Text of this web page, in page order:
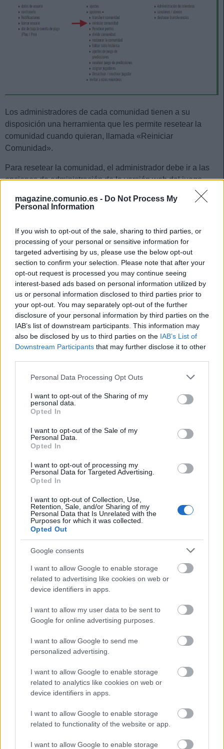
magazine.comunio.es - Do Not Process My
Personal Information
If you wish to opt-out of the sale, sharing to third parties, or
processing of your personal or sensitive information for
targeted advertising by us, please use the below opt-out
section to confirm your selection. Please note that after your
opt-out request is processed you may continue seeing
interest-based ads based on personal information utilized by
us or personal information disclosed to third parties prior to
your opt-out. You may separately opt-out of the further
disclosure of your personal information by third parties on the
IAB’s list of downstream participants. This information may
also be disclosed by us to third parties on the IAB’s List of
Downstream Participants that may further disclose it to other
Please note that this website/app uses one or more Google
not limited to your visit or usage behaviour. You may click to
grant or deny consent to Google and its third-party tags to
use your data for below specified purposes in below Google
consent section.
Personal Data Processing Opt Outs
I want to opt-out of the Sharing of my
personal data.
Opted In
I want to opt-out of the Sale of my
Personal Data.
Opted In
I want to opt-out of processing my
Personal Data for Targeted Advertising.
Opted In
I want to opt-out of Collection, Use,
Retention, Sale, and/or Sharing of my
Personal Data that Is Unrelated with the
Purposes for which it was collected.
Opted Out
Google consents
I want to allow Google to enable storage
related to advertising like cookies on web or
device identifiers in apps.
I want to allow my user data to be sent to
Google for online advertising purposes.
I want to allow Google to send me
personalized advertising.
I want to allow Google to enable storage
related to analytics like cookies on web or
device identifiers in apps.
I want to allow Google to enable storage
related to functionality of the website or app.
I want to allow Google to enable storage
Los administradores de cada comunidad tienen a su
disposición una herramienta que les permite resetear la
comunidad cuando quieran, llamada «Reiniciar
Comunidad».
Para resetear la comunidad, el administrador debe ir a las
opciones de administración de la versión web del juego
«. Una
vez dentro de la opción, tan sólo deberá elegir el modo de
millones) y habilitar o deshabilitar la opción disponible en
caso de que quiera mantener o no los puntos actuales en la
comunidad.
Las comunidades Pro Player tienen como modo adicional
de reinicio la opción «45 millones + 15 jugadores + ajuste
Preguntas frecuentes sobre reiniciar comunidad
¿Pierdo mi equipo y dinero si se reinicia la comunidad?
Por supuesto, si se reinicia la comunidad, perderás los
jugadores y dinero de tu cuenta, pasando al estado que elija
el administrador en el reinicio. También perderás los puntos
si el administrador marca la opción para resetearlos.
¿Qué ocurre si reinicio la comunidad durante la
jornada?
Si se reinicia la comunidad tras empezar una jornada de
Liga, los managers sumarán puntos por las alineaciones
confirmadas, ya que este proceso (inicio jornada y guardado
alineaciones) fue anterior al reinicio de la comunidad. Si
queréis poner los puntos a cero una vez concluida la
puntos del panel de administración.
Esa opción del juego es distinta a reiniciar comunidad y no
sirve para nada durante la temporada. La función «
» sirve para elegir el modo de inicio de la
comunidad cuando el juego realiza su actualización
concreto del mes de junio.